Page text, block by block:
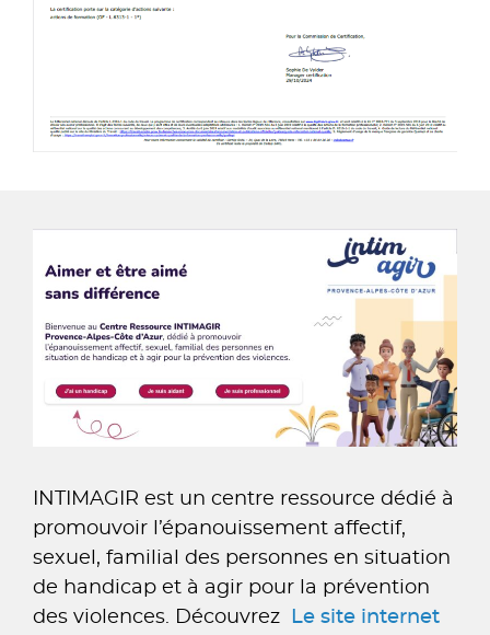
INTIMAGIR est un centre ressource dédié à
promouvoir l’épanouissement affectif,
sexuel, familial des personnes en situation
de handicap et à agir pour la prévention
des violences. Découvrez
Le site internet